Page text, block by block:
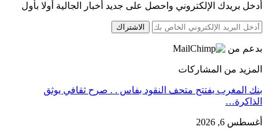
أدخل بريدك الإلكتروني واحصل على جديد أخبار الجالية أولا بأول
الاشتراك
بدعم من
المزيد من المشاركات
بنك المغرب يفتتح متحف النقود بفاس . . صرح ثقافي يوثق
الذاكرة…
أغسطس 6, 2026